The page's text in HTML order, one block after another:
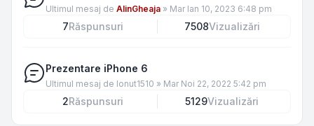
Ultimul mesaj de AlinGheaja » Mar Ian 10, 2023 6:48 pm
7Răspunsuri 7508Vizualizări
Prezentare iPhone 6
Ultimul mesaj de Ionut1510 » Mar Noi 22, 2022 5:42 pm
2Răspunsuri 5129Vizualizări